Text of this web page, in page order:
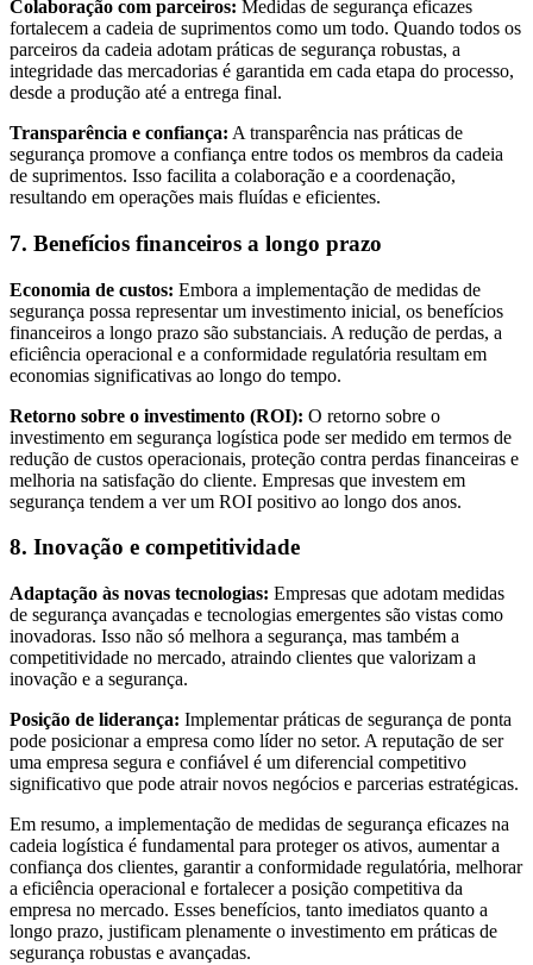
Colaboração com parceiros: Medidas de segurança eficazes
fortalecem a cadeia de suprimentos como um todo. Quando todos os
parceiros da cadeia adotam práticas de segurança robustas, a
integridade das mercadorias é garantida em cada etapa do processo,
desde a produção até a entrega final.
Transparência e confiança: A transparência nas práticas de
segurança promove a confiança entre todos os membros da cadeia
de suprimentos. Isso facilita a colaboração e a coordenação,
resultando em operações mais fluídas e eficientes.
7. Benefícios financeiros a longo prazo
Economia de custos: Embora a implementação de medidas de
segurança possa representar um investimento inicial, os benefícios
financeiros a longo prazo são substanciais. A redução de perdas, a
eficiência operacional e a conformidade regulatória resultam em
economias significativas ao longo do tempo.
Retorno sobre o investimento (ROI): O retorno sobre o
investimento em segurança logística pode ser medido em termos de
redução de custos operacionais, proteção contra perdas financeiras e
melhoria na satisfação do cliente. Empresas que investem em
segurança tendem a ver um ROI positivo ao longo dos anos.
8. Inovação e competitividade
Adaptação às novas tecnologias: Empresas que adotam medidas
de segurança avançadas e tecnologias emergentes são vistas como
inovadoras. Isso não só melhora a segurança, mas também a
competitividade no mercado, atraindo clientes que valorizam a
inovação e a segurança.
Posição de liderança: Implementar práticas de segurança de ponta
pode posicionar a empresa como líder no setor. A reputação de ser
uma empresa segura e confiável é um diferencial competitivo
significativo que pode atrair novos negócios e parcerias estratégicas.
Em resumo, a implementação de medidas de segurança eficazes na
cadeia logística é fundamental para proteger os ativos, aumentar a
confiança dos clientes, garantir a conformidade regulatória, melhorar
a eficiência operacional e fortalecer a posição competitiva da
empresa no mercado. Esses benefícios, tanto imediatos quanto a
longo prazo, justificam plenamente o investimento em práticas de
segurança robustas e avançadas.